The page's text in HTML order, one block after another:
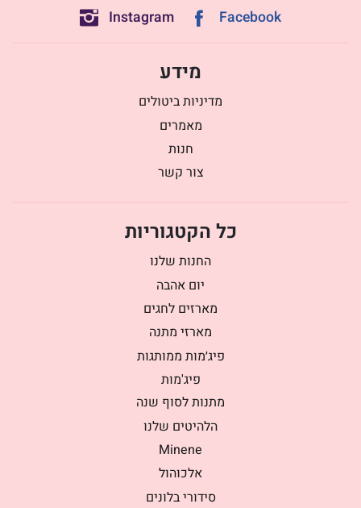
Facebook
Instagram
מידע
מדיניות ביטולים
מאמרים
חנות
צור קשר
כל הקטגוריות
החנות שלנו
יום אהבה
מארזים לחגים
מארזי מתנה
פיג׳מות ממותגות
פיג'מות
מתנות לסוף שנה
הלהיטים שלנו
Minene
אלכוהול
סידורי בלונים